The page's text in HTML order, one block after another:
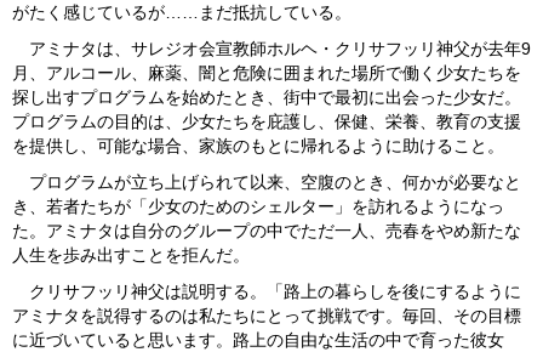
がたく感じているが……まだ抵抗している。
アミナタは、サレジオ会宣教師ホルヘ・クリサフッリ神父が去年9
月、アルコール、麻薬、闇と危険に囲まれた場所で働く少女たちを
探し出すプログラムを始めたとき、街中で最初に出会った少女だ。
プログラムの目的は、少女たちを庇護し、保健、栄養、教育の支援
を提供し、可能な場合、家族のもとに帰れるように助けること。
プログラムが立ち上げられて以来、空腹のとき、何かが必要なと
き、若者たちが「少女のためのシェルター」を訪れるようになっ
た。アミナタは自分のグループの中でただ一人、売春をやめ新たな
人生を歩み出すことを拒んだ。
クリサフッリ神父は説明する。「路上の暮らしを後にするように
アミナタを説得するのは私たちにとって挑戦です。毎回、その目標
に近づいていると思います。路上の自由な生活の中で育った彼女